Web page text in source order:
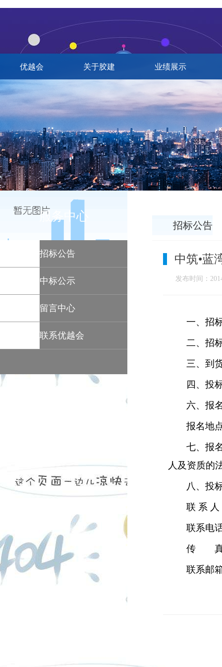
优越会 关于胶建 业绩展示
服务中心
招标公告
中标公示
留言中心
联系优越会
招标公告
中筑•蓝
发布时间：
一、招
二、招
三、到
四、投
六、报
报名地
七、报
人及资质的
八、投
联 系
联系电
传 真
联系邮